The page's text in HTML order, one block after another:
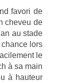
favori de
cheveu de
au stade
lors
le
à sa main
à hauteur